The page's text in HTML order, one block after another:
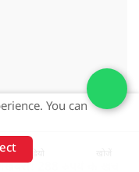
288 रुपये के खर्च
You can